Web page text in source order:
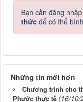
Bạn cần đăng
thức để có thể
Những tin mới hơn
Chương trình cho
Phước thực tế (16/10/